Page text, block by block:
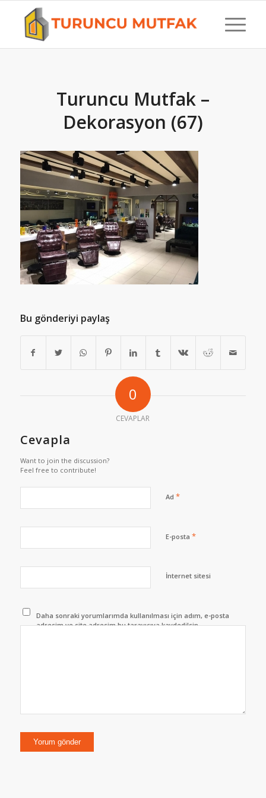
Turuncu Mutfak –
Dekorasyon (67)
Bu gönderiyi paylaş
0
CEVAPLAR
Cevapla
Want to join the discussion?
Feel free to contribute!
Ad *
E-posta *
İnternet sitesi
Daha sonraki yorumlarımda kullanılması için adım, e-posta
adresim ve site adresim bu tarayıcıya kaydedilsin.